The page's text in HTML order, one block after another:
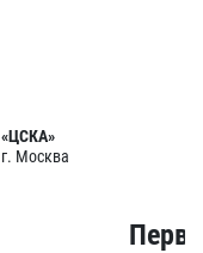
«ЦСКА»
г. Москва